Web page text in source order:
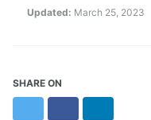
Updated: March 25, 2023
SHARE ON